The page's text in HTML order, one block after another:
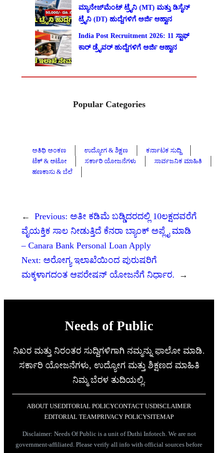
ಮ್ಯಾನೇಜ್‌ಮೆಂಟ್ ಟ್ರೈನಿ (MT) ಮತ್ತು ಡಿಸೈನ್
ಟ್ರೈನಿ (DT) ಹುದ್ದೆಗಳಿಗೆ ಅರ್ಜಿ ಆಹ್ವಾನ
India Post Recruitment 2026: 11 ಸ್ಟಾಫ್
ಕಾರ್ ಡ್ರೈವರ್ ಹುದ್ದೆಗಳಿಗೆ ಅರ್ಜಿ ಆಹ್ವಾನ
Popular Categories
ಅತಿಥಿ ಅಂಕಣ ಉದ್ಯೋಗ & ಶಿಕ್ಷಣ
ಕರ್ನಾಟಕ ಸುದ್ದಿ
ಟೆಕ್ & ಆಟೋ
ಸರ್ಕಾರಿ ಯೋಜನೆಗಳು
ಸಾರ್ವಜನಿಕ ಮಾಹಿತಿ
ಹಣಕಾಸು & ಬೆಲೆ
← Previous: ಅತೀ ಕಡಿಮೆ ಬಡ್ಡಿದರದಲ್ಲಿ 10ಲಕ್ಷದವರೆಗೆ
ವೈಯಕ್ತಿಕ ಸಾಲ ನೀಡುತ್ತಿದೆ ಕೆನರಾ ಬ್ಯಾಂಕ್ ಅಪ್ಲೈ ಮಾಡಿ
– Canara Bank Personal Loan Apply
Next: ಅರೋಗ್ಯ ಇಲಾಖೆಯಿಂದ ಪುರುಷರಿಗೆ
ಮಕ್ಕಳಾಗದಂತ ಆಪರೇಷನ್ ಯೋಜನೆಗೆ ನಿರ್ಧಾರ.
→
Needs of Public
ನಿಖರ ಮತ್ತು ನಿರಂತರ ಸುದ್ದಿಗಳಿಗಾಗಿ ನಮ್ಮನ್ನು ಫಾಲೋ ಮಾಡಿ.
ಸರ್ಕಾರಿ ಯೋಜನೆಗಳು, ಉದ್ಯೋಗ ಮತ್ತು ಶಿಕ್ಷಣದ ಮಾಹಿತಿ
ನಿಮ್ಮ ಬೆರಳ ತುದಿಯಲ್ಲಿ.
ABOUT USEDITORIAL POLICYCONTACT USDISCLAIMER
EDITORIAL TEAMPRIVACY POLICYSITEMAP
Disclaimer: Needs Of Public is a unit of Duthi Infotech. We are not
government-affiliated. Please verify all info with official sources before